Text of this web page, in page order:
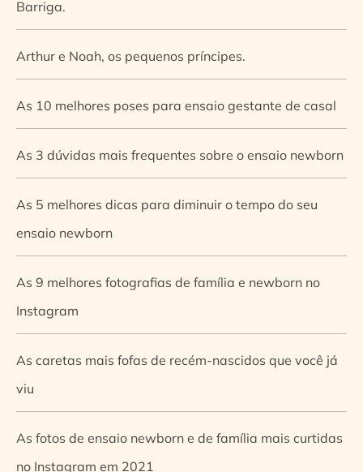
Barriga.
Arthur e Noah, os pequenos príncipes.
As 10 melhores poses para ensaio gestante de casal
As 3 dúvidas mais frequentes sobre o ensaio newborn
As 5 melhores dicas para diminuir o tempo do seu
ensaio newborn
As 9 melhores fotografias de família e newborn no
Instagram
As caretas mais fofas de recém-nascidos que você já
viu
As fotos de ensaio newborn e de família mais curtidas
no Instagram em 2021